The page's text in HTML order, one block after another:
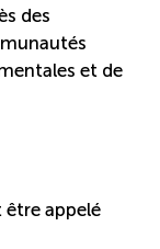
des
et de
être appelé